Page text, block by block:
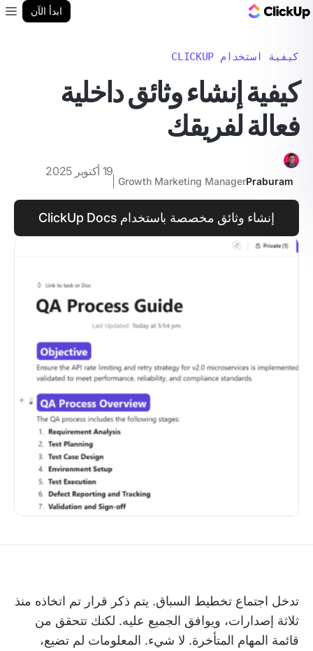
ابدأ الآن
كيفية استخدام CLICKUP
كيفية إنشاء وثائق داخلية
فعالة لفريقك
Praburam
Growth Marketing Manager
19 أكتوبر 2025
إنشاء وثائق مخصصة باستخدام ClickUp Docs
تدخل اجتماع تخطيط السباق. يتم ذكر قرار تم اتخاذه منذ
ثلاثة إصدارات، ويوافق الجميع عليه. لكنك تتحقق من
قائمة المهام المتأخرة. لا شيء. المعلومات لم تضيع،